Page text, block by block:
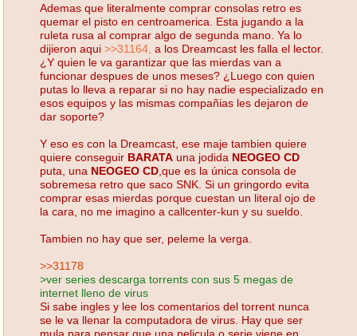
Ademas que literalmente comprar consolas retro es
quemar el pisto en centroamerica. Esta jugando a la
ruleta rusa al comprar algo de segunda mano. Ya lo
dijieron aqui >>31164, a los Dreamcast les falla el lector.
¿Y quien le va garantizar que las mierdas van a
funcionar despues de unos meses? ¿Luego con quien
putas lo lleva a reparar si no hay nadie especializado en
esos equipos y las mismas compañias les dejaron de
dar soporte?
Y eso es con la Dreamcast, ese maje tambien quiere
quiere conseguir BARATA una jodida NEOGEO CD
puta, una NEOGEO CD ,que es la única consola de
sobremesa retro que saco SNK. Si un gringordo evita
comprar esas mierdas porque cuestan un literal ojo de
la cara, no me imagino a callcenter-kun y su sueldo.
Tambien no hay que ser, peleme la verga.
>>31178
>ver series descarga torrents con sus 5 megas de
internet lleno de virus
Si sabe ingles y lee los comentarios del torrent nunca
se le va llenar la computadora de virus. Hay que ser